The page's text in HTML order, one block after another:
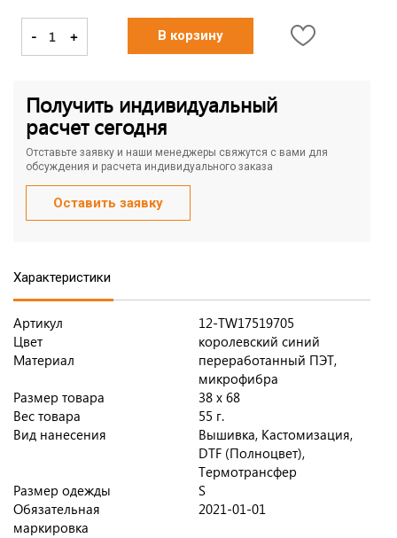
- + В корзину
Получить индивидуальный
расчет сегодня
Отставьте заявку и наши менеджеры свяжутся с вами для
обсуждения и расчета индивидуального заказа
Оставить заявку
Характеристики
Артикул
12-TW17519705
Цвет
королевский синий
Материал
переработанный ПЭТ,
микрофибра
Размер товара
38 х 68
Вес товара
55 г.
Вид нанесения
Вышивка, Кастомизация,
DTF (Полноцвет),
Термотрансфер
Размер одежды
S
Обязательная
маркировка
2021-01-01